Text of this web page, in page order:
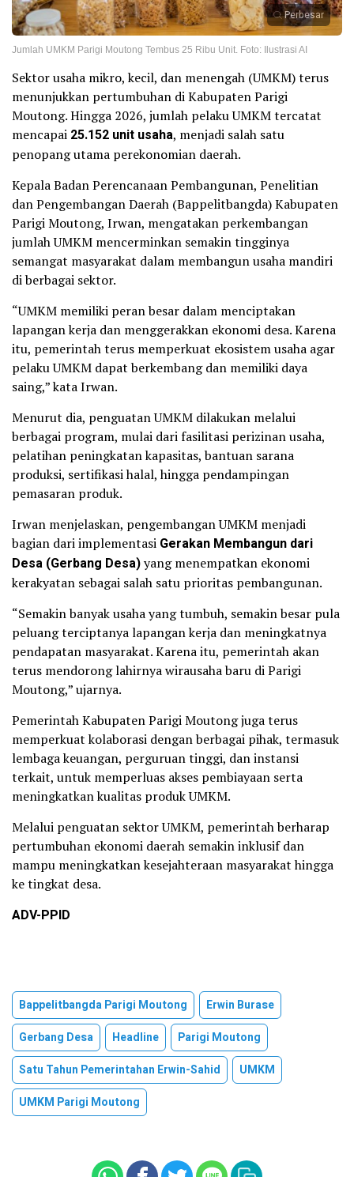
Perbesar
Jumlah UMKM Parigi Moutong Tembus 25 Ribu Unit. Foto: Ilustrasi AI
Sektor usaha mikro, kecil, dan menengah (UMKM) terus
menunjukkan pertumbuhan di Kabupaten Parigi
Moutong. Hingga 2026, jumlah pelaku UMKM tercatat
mencapai 25.152 unit usaha, menjadi salah satu
penopang utama perekonomian daerah.
Kepala Badan Perencanaan Pembangunan, Penelitian
dan Pengembangan Daerah (Bappelitbangda) Kabupaten
Parigi Moutong, Irwan, mengatakan perkembangan
jumlah UMKM mencerminkan semakin tingginya
semangat masyarakat dalam membangun usaha mandiri
di berbagai sektor.
“UMKM memiliki peran besar dalam menciptakan
lapangan kerja dan menggerakkan ekonomi desa. Karena
itu, pemerintah terus memperkuat ekosistem usaha agar
pelaku UMKM dapat berkembang dan memiliki daya
saing,” kata Irwan.
Menurut dia, penguatan UMKM dilakukan melalui
berbagai program, mulai dari fasilitasi perizinan usaha,
pelatihan peningkatan kapasitas, bantuan sarana
produksi, sertifikasi halal, hingga pendampingan
pemasaran produk.
Irwan menjelaskan, pengembangan UMKM menjadi
bagian dari implementasi Gerakan Membangun dari
Desa (Gerbang Desa)yang menempatkan ekonomi
kerakyatan sebagai salah satu prioritas pembangunan.
“Semakin banyak usaha yang tumbuh, semakin besar pula
peluang terciptanya lapangan kerja dan meningkatnya
pendapatan masyarakat. Karena itu, pemerintah akan
terus mendorong lahirnya wirausaha baru di Parigi
Moutong,” ujarnya.
Pemerintah Kabupaten Parigi Moutong juga terus
memperkuat kolaborasi dengan berbagai pihak, termasuk
lembaga keuangan, perguruan tinggi, dan instansi
terkait, untuk memperluas akses pembiayaan serta
meningkatkan kualitas produk UMKM.
Melalui penguatan sektor UMKM, pemerintah berharap
pertumbuhan ekonomi daerah semakin inklusif dan
mampu meningkatkan kesejahteraan masyarakat hingga
ke tingkat desa.
ADV-PPID
Bappelitbangda Parigi Moutong
Erwin Burase
Gerbang Desa
Headline
Parigi Moutong
Satu Tahun Pemerintahan Erwin-Sahid
UMKM
UMKM Parigi Moutong